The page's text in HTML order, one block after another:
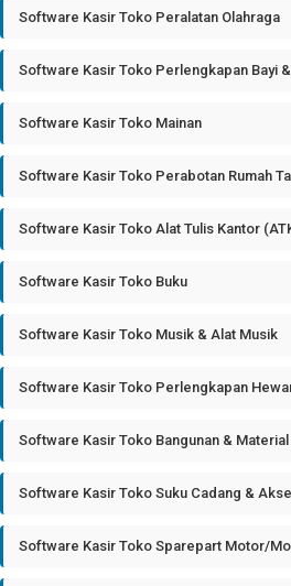
Software Kasir Toko Peralatan Olahraga
Software Kasir Toko Perlengkapan Bayi
Software Kasir Toko Mainan
Software Kasir Toko Perabotan Rumah
Software Kasir Toko Alat Tulis Kantor
Software Kasir Toko Buku
Software Kasir Toko Musik & Alat Musik
Software Kasir Toko Perlengkapan
Software Kasir Toko Bangunan & Material
Software Kasir Toko Suku Cadang &
Software Kasir Toko Sparepart Motor/